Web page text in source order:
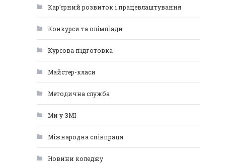
Кар’єрний розвиток і працевлаштування
Конкурси та олімпіади
Курсова підготовка
Майстер-класи
Методична служба
Ми у ЗМІ
Міжнародна співпраця
Новини коледжу